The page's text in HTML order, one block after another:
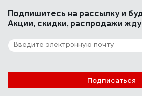
Подпишитесь на рассылкуи
Акции, скидки, распродажи
Подписаться